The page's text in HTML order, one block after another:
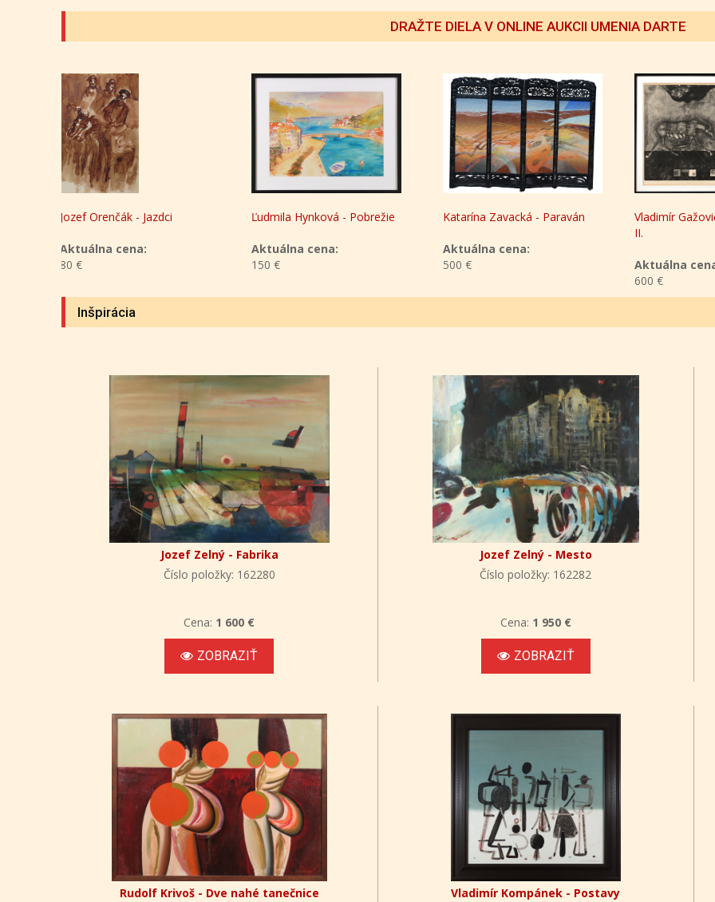
DRAŽTE DIELA V ONLINE AUKCII UMENIA DARTE
Ľudmila Hynková - Pobrežie
Aktuálna cena:
150 €
Katarína Zavacká - Paraván
Aktuálna cena:
500 €
Vladimír Gažovič - Kývanie hláv
Aktuálna cena:
Attila
Aktuálna
500 €
Inšpirácia
Jozef Zelný - Fabrika
Číslo položky: 162280
Cena: 1 600 €
ZOBRAZIŤ
Jozef Zelný - Mesto
Číslo položky: 162282
Cena: 1 950 €
ZOBRAZIŤ
Rudolf Krivoš - Dve nahé tanečnice
Vladimír Kompánek - Postavy